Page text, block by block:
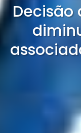
Decisão